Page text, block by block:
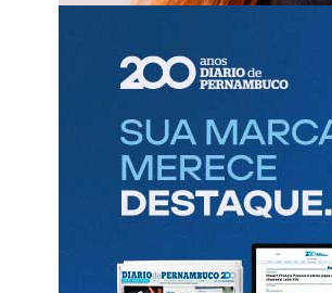
Diario Político com Renata Bezerra de Melo
Miguel herda bases e anuncia candidatura